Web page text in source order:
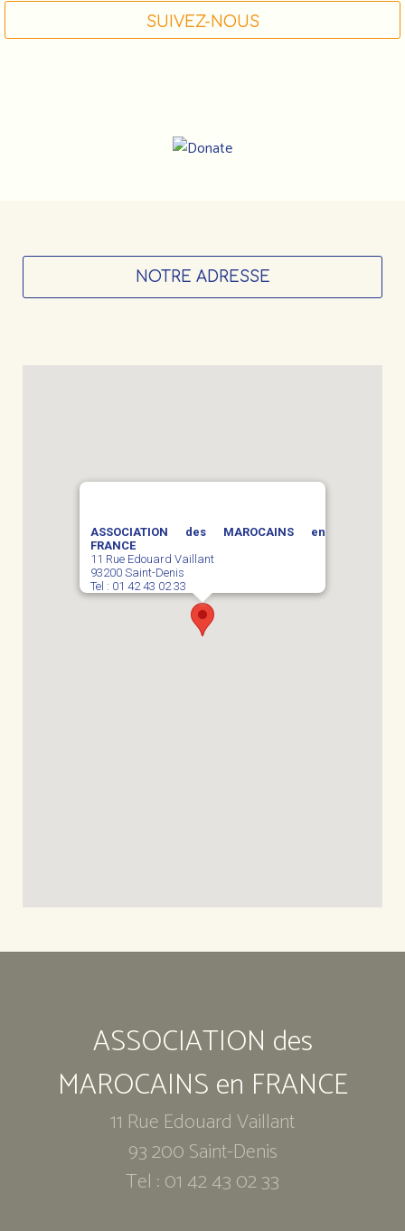
SUIVEZ-NOUS
NOTRE ADRESSE
ASSOCIATION des MAROCAINS en
FRANCE
11 Rue Edouard Vaillant
93200 Saint-Denis
Tel : 01 42 43 02 33
ASSOCIATION des
MAROCAINS en FRANCE
11 Rue Edouard Vaillant
93 200 Saint-Denis
Tel : 01 42 43 02 33